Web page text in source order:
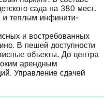
сада на 380 мест.
и теплым инфинити-
и востребованных
В пешей доступности
объекты. До центра
арендным
Управление сдачей